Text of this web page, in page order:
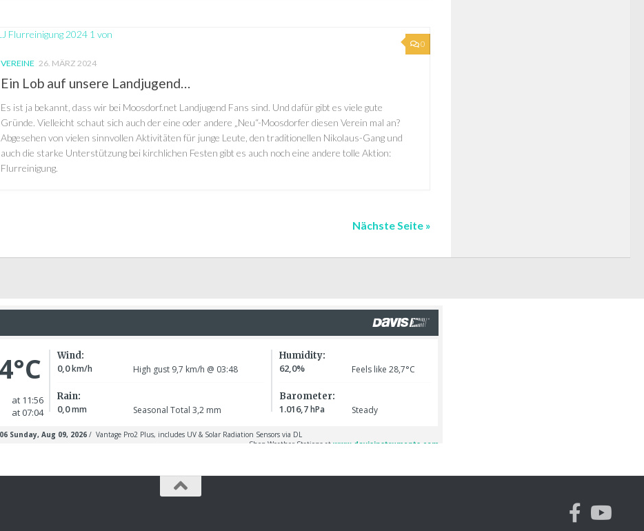
0
VEREINE 26. MÄRZ 2024
Ein Lob auf unsere Landjugend…
Es ist ja bekannt, dass wir bei Moosdorf.net Landjugend Fans sind. Und dafür gibt es viele gute
Gründe. Vielleicht schaut sich auch der eine oder andere „Neu“-Moosdorfer diesen Verein mal an?
Abgesehen von vielen sinnvollen Aktivitäten für junge Leute, den traditionellen Nikolaus-Gang und
auch die starke Unterstützung bei kirchlichen Festen gibt es auch noch eine andere tolle Aktion:
Flurreinigung.
Nächste Seite »